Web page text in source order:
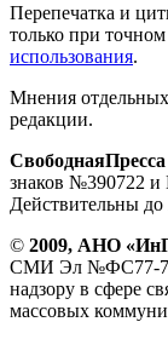
Перепечатка и
только при
использования.
Мнения отдельных
редакции.
СвободнаяПресса
знаков №390722 и
Действительны до
© 2009, АНО
СМИ Эл №ФС77-
надзору в сфере
массовых